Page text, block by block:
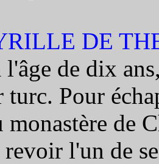
DE
de dix
turc. Pour
monastère de
l'un de